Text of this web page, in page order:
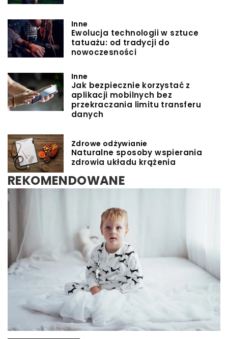
Inne
Ewolucja technologii w sztuce
tatuażu: od tradycji do
nowoczesności
Inne
Jak bezpiecznie korzystać z
aplikacji mobilnych bez
przekraczania limitu transferu
danych
Zdrowe odżywianie
Naturalne sposoby wspierania
zdrowia układu krążenia
REKOMENDOWANE